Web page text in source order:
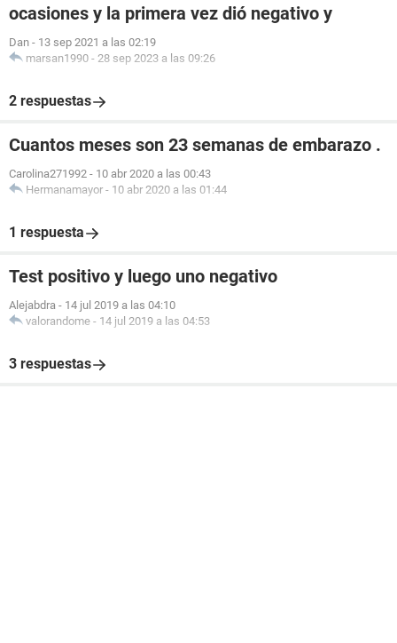
ocasiones y la primera vez dió negativo y
Dan - 13 sep 2021 a las 02:19
marsan1990 - 28 sep 2023 a las 09:26
2 respuestas
Cuantos meses son 23 semanas de embarazo .
Carolina271992 - 10 abr 2020 a las 00:43
Hermanamayor - 10 abr 2020 a las 01:44
1 respuesta
Test positivo y luego uno negativo
Alejabdra - 14 jul 2019 a las 04:10
valorandome - 14 jul 2019 a las 04:53
3 respuestas